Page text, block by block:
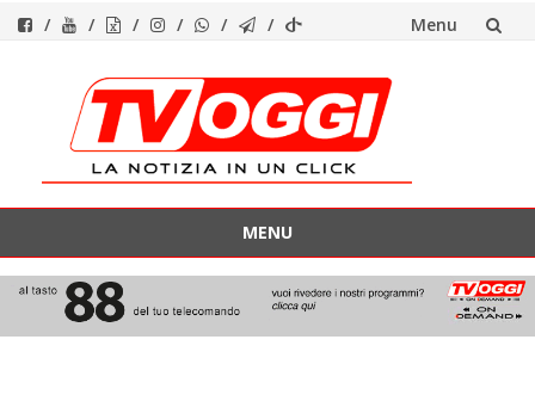
Menu
contenuto
MENU
contenuto